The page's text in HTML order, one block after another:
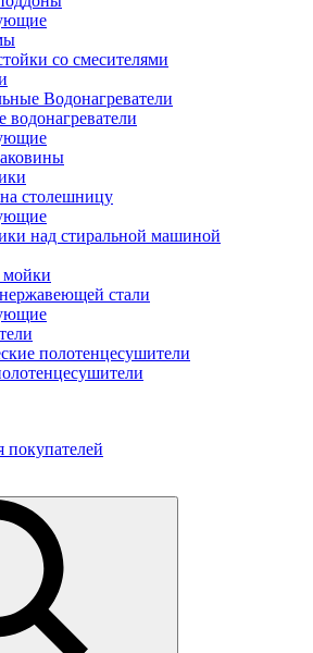
со смесителями
Водонагреватели
водонагреватели
столешницу
над стиральной машиной
стали
полотенцесушители